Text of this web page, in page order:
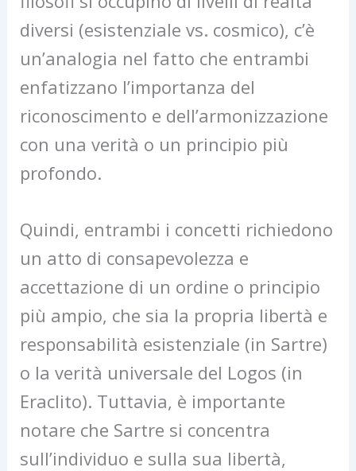
diversi (esistenziale vs. cosmico), c’è
un’analogia nel fatto che entrambi
enfatizzano l’importanza del
riconoscimento e dell’armonizzazione
con una verità o un principio più
profondo.
Quindi, entrambi i concetti richiedono
un atto di consapevolezza e
accettazione di un ordine o principio
più ampio, che sia la propria libertà e
responsabilità esistenziale (in Sartre)
o la verità universale del Logos (in
Eraclito). Tuttavia, è importante
notare che Sartre si concentra
sull’individuo e sulla sua libertà,